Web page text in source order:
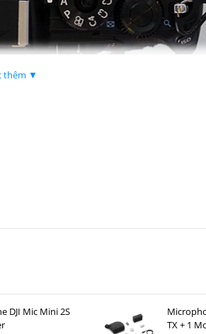
Digital ED 12-45mm F4.0
(Zuiko Extra-low Reflection Optical) giúp
chống đóng băng để sử dụng trong điều kiện
thêm ▼
DJI Mic Mini 2S
TX + 1